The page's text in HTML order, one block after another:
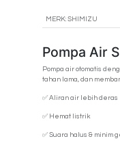
MERK: SHIMIZU
Pompa Air
Pompa air otomatis
tahan lama, dan
✅ Aliran air lebih deras
✅ Hemat listrik
✅ Suara halus & minim